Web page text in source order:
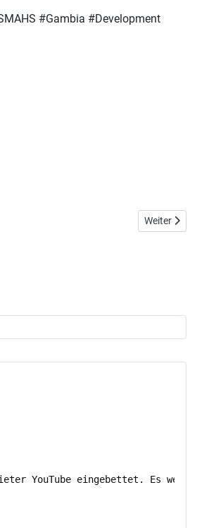
YouTube eingebettet. Es
#Gambia #Development
Nächster
Weiter